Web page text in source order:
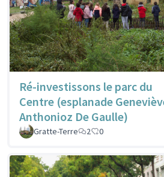
Ré-investissons le parc du
Centre (esplanade
Anthonioz De Gaulle)
Gratte-Terre 2 0